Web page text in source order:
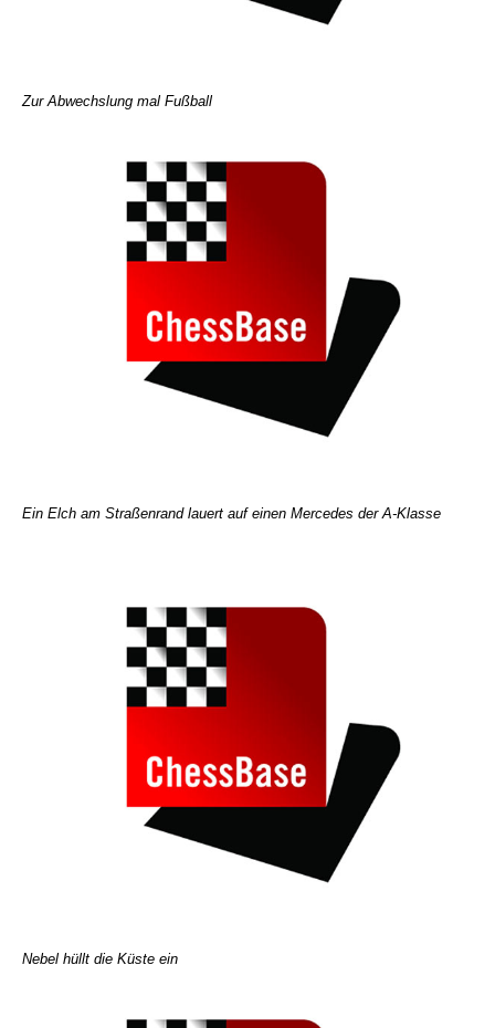
Zur Abwechslung mal Fußball
Ein Elch am Straßenrand lauert auf einen Mercedes der A-Klasse
Nebel hüllt die Küste ein